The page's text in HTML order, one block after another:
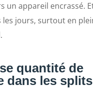
un appareil encrassé.
les jours, surtout en
quantité de
dans les splits